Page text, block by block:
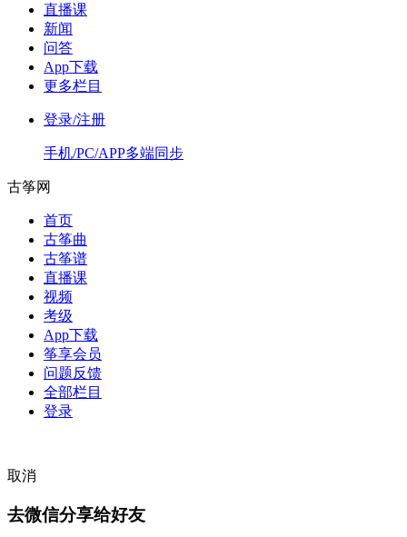
直播课
新闻
问答
App下载
更多栏目
登录/注册
手机/PC/APP多端同步
古筝网
首页
古筝曲
古筝谱
直播课
视频
考级
App下载
筝享会员
问题反馈
全部栏目
登录
取消
去微信分享给好友